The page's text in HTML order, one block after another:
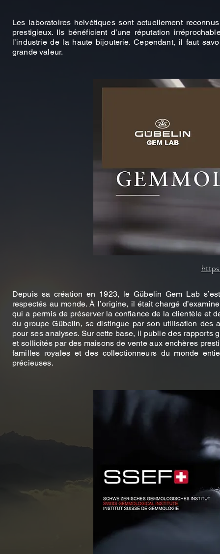
Les laboratoires helvétiques sont actuellement
prestigieux. Ils bénéficient d’une réputation
l’industrie de la haute bijouterie. Cependant, il faut
grande valeur.
Depuis sa création en 1923, le Gübelin Gem Lab
respectés au monde. À l’origine, il était chargé
qui a permis de préserver la confiance de la clientèle et
du groupe Gübelin, se distingue par son utilisation des
pour ses analyses. Sur cette base, il publie des rapports
et sollicités par des maisons de vente aux enchères
familles royales et des collectionneurs du monde
précieuses.